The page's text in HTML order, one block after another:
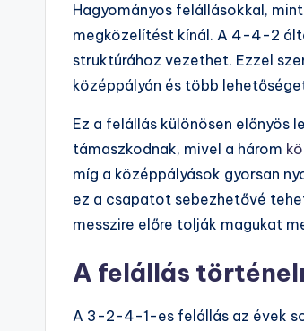
Hagyományos felállásokkal,
megközelítést kínál. A 4-4-2
struktúrához vezethet. Ezzel
középpályán és több
Ez a felállás különösen előnyös
támaszkodnak, mivel a három
míg a középpályások gyorsan
ez a csapatot sebezhetővé
messzire előre tolják magukat
A felállás
A 3-2-4-1-es felállás az évek